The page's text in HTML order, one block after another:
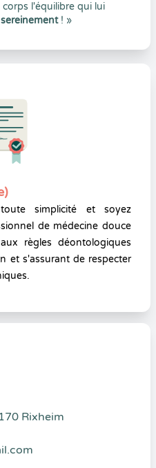
l'équilibre qui lui
! »
simplicité et soyez
de médecine douce
règles déontologiques
et s'assurant de respecter
Rixheim